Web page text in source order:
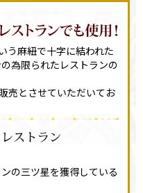
う麻紐で十字に結われた
為限られたレストランの
売とさせていただいてお
の三ツ星を獲得している